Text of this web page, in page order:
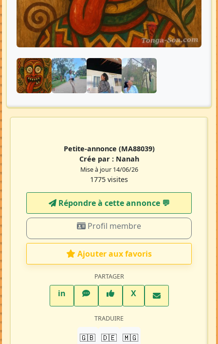
Petite-annonce (MA88039)
Crée par : Nanah
Mise à jour 14/06/26
1775 visites
Répondre à cette annonce 💬​
Profil membre
Ajouter aux favoris
PARTAGER
inLinkedInWhatsAppFacebook
XTwitter X
TRADUIRE
🇬🇧 🇩🇪 🇲🇬